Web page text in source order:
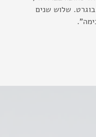
שלוש שנים